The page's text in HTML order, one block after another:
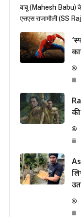
बाबू (Mahesh Babu)
एसएस राजामौली (SS
महेश बाबू का मच-अवेटेड